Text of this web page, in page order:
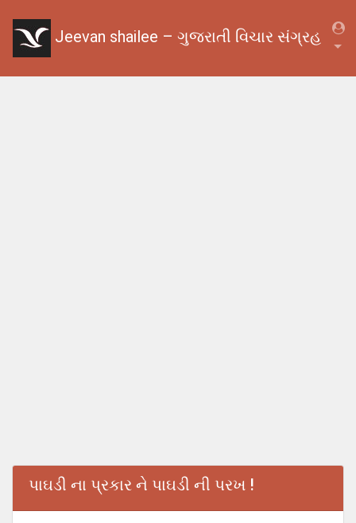
Jeevan shailee – ગુજરાતી વિચાર સંગ્રહ
પાઘડી ના પ્રકાર ને પાઘડી ની પરખ !